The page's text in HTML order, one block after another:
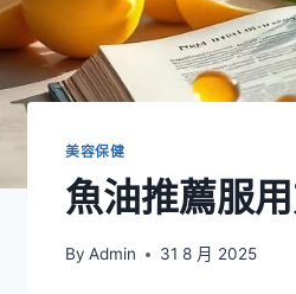
美容保健
魚油推薦服
By Admin 31 8 月 2025